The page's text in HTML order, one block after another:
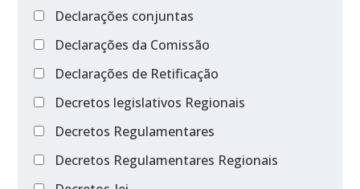
Declarações conjuntas
Declarações da Comissão
Declarações de Retificação
Decretos legislativos Regionais
Decretos Regulamentares
Decretos Regulamentares Regionais